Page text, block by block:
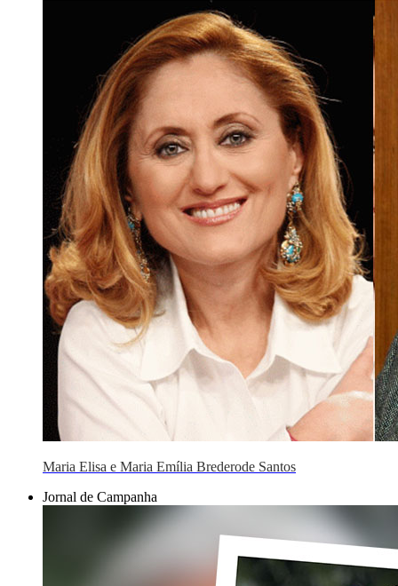
Maria Elisa e Maria Emília Brederode Santos
Jornal de Campanha